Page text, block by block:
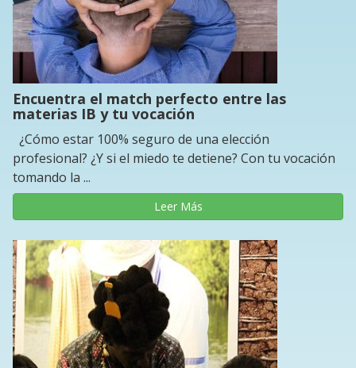
Encuentra el match perfecto entre las
materias IB y tu vocación
¿Cómo estar 100% seguro de una elección
profesional? ¿Y si el miedo te detiene? Con tu vocación
tomando la ...
Leer Más